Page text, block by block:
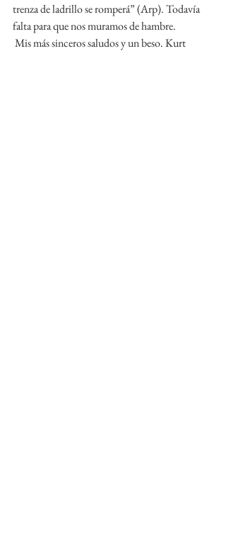
trenza de ladrillo se romperá” (Arp). Todavía
falta para que nos muramos de hambre.
Mis más sinceros saludos y un beso. Kurt